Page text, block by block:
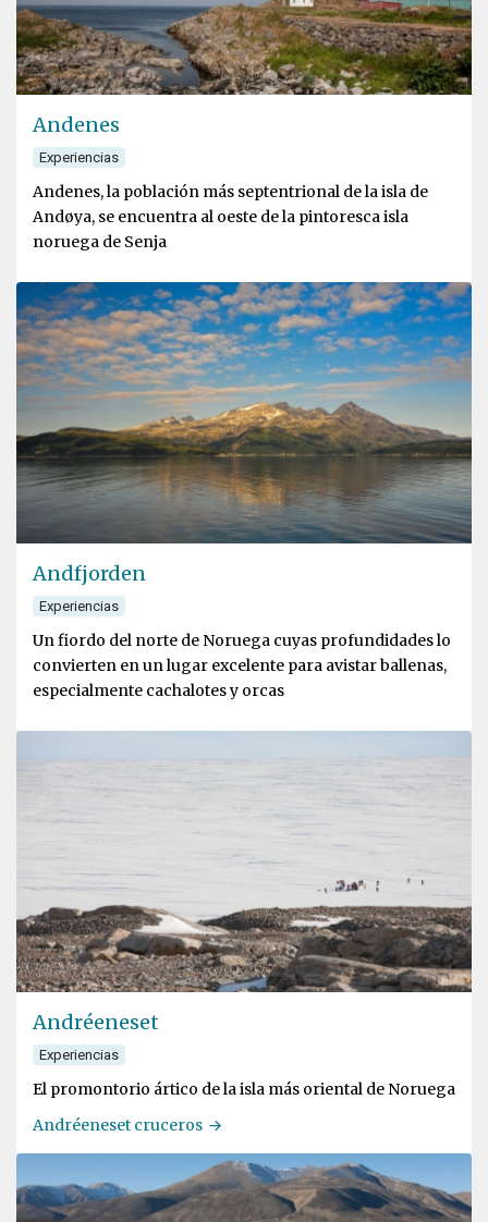
Andenes
Experiencias
Andenes, la población más septentrional de la isla de
Andøya, se encuentra al oeste de la pintoresca isla
noruega de Senja
Andfjorden
Experiencias
Un fiordo del norte de Noruega cuyas profundidades lo
convierten en un lugar excelente para avistar ballenas,
especialmente cachalotes y orcas
Andréeneset
Experiencias
El promontorio ártico de la isla más oriental de Noruega
Andréeneset cruceros